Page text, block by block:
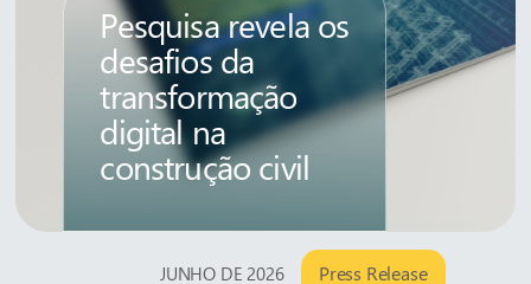
Pesquisa revela os
desafios da
transformação
digital na
construção civil
JUNHO DE 2026 Press Release